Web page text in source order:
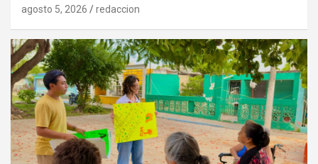
agosto 5, 2026 redaccion